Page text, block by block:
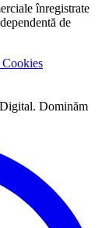
înregistrate
de
Dominăm